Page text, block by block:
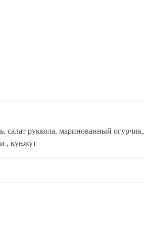
салат руккола, маринованный огурчик,
, кунжут